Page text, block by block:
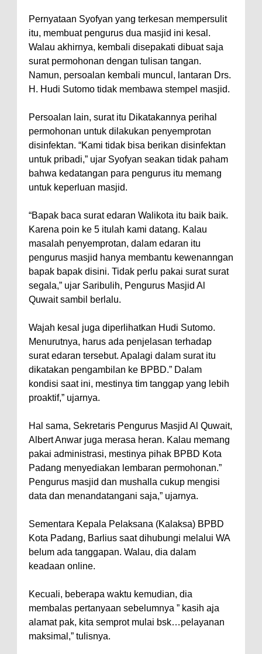
Pernyataan Syofyan yang terkesan mempersulit
itu, membuat pengurus dua masjid ini kesal.
Walau akhirnya, kembali disepakati dibuat saja
surat permohonan dengan tulisan tangan.
Namun, persoalan kembali muncul, lantaran Drs.
H. Hudi Sutomo tidak membawa stempel masjid.
Persoalan lain, surat itu Dikatakannya perihal
permohonan untuk dilakukan penyemprotan
disinfektan. “Kami tidak bisa berikan disinfektan
untuk pribadi,” ujar Syofyan seakan tidak paham
bahwa kedatangan para pengurus itu memang
untuk keperluan masjid.
“Bapak baca surat edaran Walikota itu baik baik.
Karena poin ke 5 itulah kami datang. Kalau
masalah penyemprotan, dalam edaran itu
pengurus masjid hanya membantu kewenanngan
bapak bapak disini. Tidak perlu pakai surat surat
segala,” ujar Saribulih, Pengurus Masjid Al
Quwait sambil berlalu.
Wajah kesal juga diperlihatkan Hudi Sutomo.
Menurutnya, harus ada penjelasan terhadap
surat edaran tersebut. Apalagi dalam surat itu
dikatakan pengambilan ke BPBD.” Dalam
kondisi saat ini, mestinya tim tanggap yang lebih
proaktif,” ujarnya.
Hal sama, Sekretaris Pengurus Masjid Al Quwait,
Albert Anwar juga merasa heran. Kalau memang
pakai administrasi, mestinya pihak BPBD Kota
Padang menyediakan lembaran permohonan.”
Pengurus masjid dan mushalla cukup mengisi
data dan menandatangani saja,” ujarnya.
Sementara Kepala Pelaksana (Kalaksa) BPBD
Kota Padang, Barlius saat dihubungi melalui WA
belum ada tanggapan. Walau, dia dalam
keadaan online.
Kecuali, beberapa waktu kemudian, dia
membalas pertanyaan sebelumnya ” kasih aja
alamat pak, kita semprot mulai bsk…pelayanan
maksimal,” tulisnya.